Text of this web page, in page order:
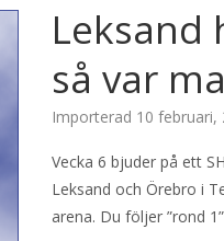
Leksand
så var
Importerad 10 februari,
Vecka 6 bjuder på ett
Leksand och Örebro i
arena. Du följer ”rond